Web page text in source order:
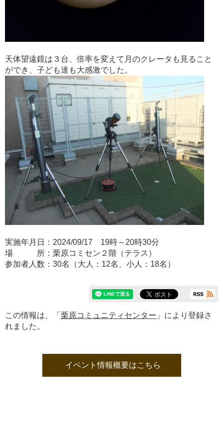
天体望遠鏡は３台、倍率を変えて月のクレータも見ること
ができ、子ども達も大感激でした。
実施年月日：2024/09/17 19時～20時30分
場 所：栗原コミセン２階（テラス）
参加者人数：30名（大人：12名、小人：18名）
この情報は、「 栗原コミュニティセンター 」により登録さ
れました。
イベント情報概要はこちら